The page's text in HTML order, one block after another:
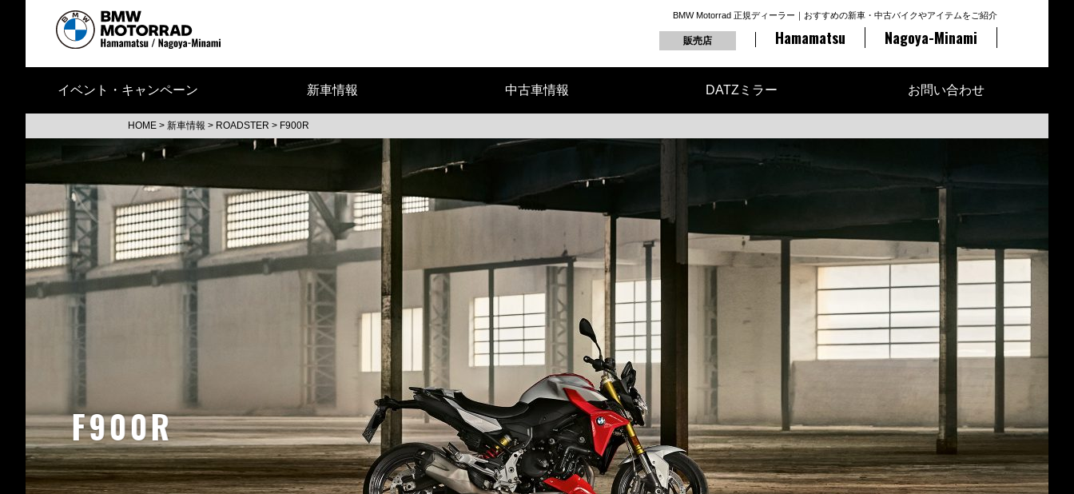
BMW Motorrad 正規ディーラー｜おすすめの新車・中古バイクやアイテムをご紹介
販売店 Hamamatsu Nagoya-Minami
イベント・キャンペーン 新車情報 中古車情報 DATZミラー お問い合わせ
HOME > 新車情報 > ROADSTER > F900R
F900R